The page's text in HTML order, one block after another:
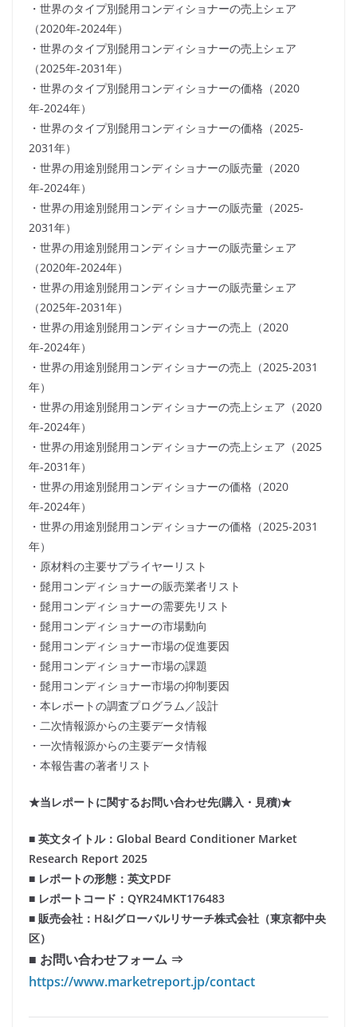
・世界のタイプ別髭用コンディショナーの売上シェア
（2020年-2024年）
・世界のタイプ別髭用コンディショナーの売上シェア
（2025年-2031年）
・世界のタイプ別髭用コンディショナーの価格（2020
年-2024年）
・世界のタイプ別髭用コンディショナーの価格（2025-
2031年）
・世界の用途別髭用コンディショナーの販売量（2020
年-2024年）
・世界の用途別髭用コンディショナーの販売量（2025-
2031年）
・世界の用途別髭用コンディショナーの販売量シェア
（2020年-2024年）
・世界の用途別髭用コンディショナーの販売量シェア
（2025年-2031年）
・世界の用途別髭用コンディショナーの売上（2020
年-2024年）
・世界の用途別髭用コンディショナーの売上（2025-2031
年）
・世界の用途別髭用コンディショナーの売上シェア（2020
年-2024年）
・世界の用途別髭用コンディショナーの売上シェア（2025
年-2031年）
・世界の用途別髭用コンディショナーの価格（2020
年-2024年）
・世界の用途別髭用コンディショナーの価格（2025-2031
年）
・原材料の主要サプライヤーリスト
・髭用コンディショナーの販売業者リスト
・髭用コンディショナーの需要先リスト
・髭用コンディショナーの市場動向
・髭用コンディショナー市場の促進要因
・髭用コンディショナー市場の課題
・髭用コンディショナー市場の抑制要因
・本レポートの調査プログラム／設計
・二次情報源からの主要データ情報
・一次情報源からの主要データ情報
・本報告書の著者リスト
★当レポートに関するお問い合わせ先(購入・見積)★
■ 英文タイトル：Global Beard Conditioner Market
Research Report 2025
■ レポートの形態：英文PDF
■ レポートコード：QYR24MKT176483
■ 販売会社：H&Iグローバルリサーチ株式会社（東京都中央
区）
■ お問い合わせフォーム ⇒
https://www.marketreport.jp/contact